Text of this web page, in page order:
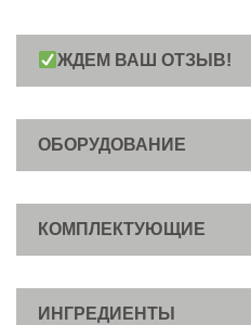
ЖДЕМ ВАШ ОТЗЫВ!
ОБОРУДОВАНИЕ
КОМПЛЕКТУЮЩИЕ
ИНГРЕДИЕНТЫ